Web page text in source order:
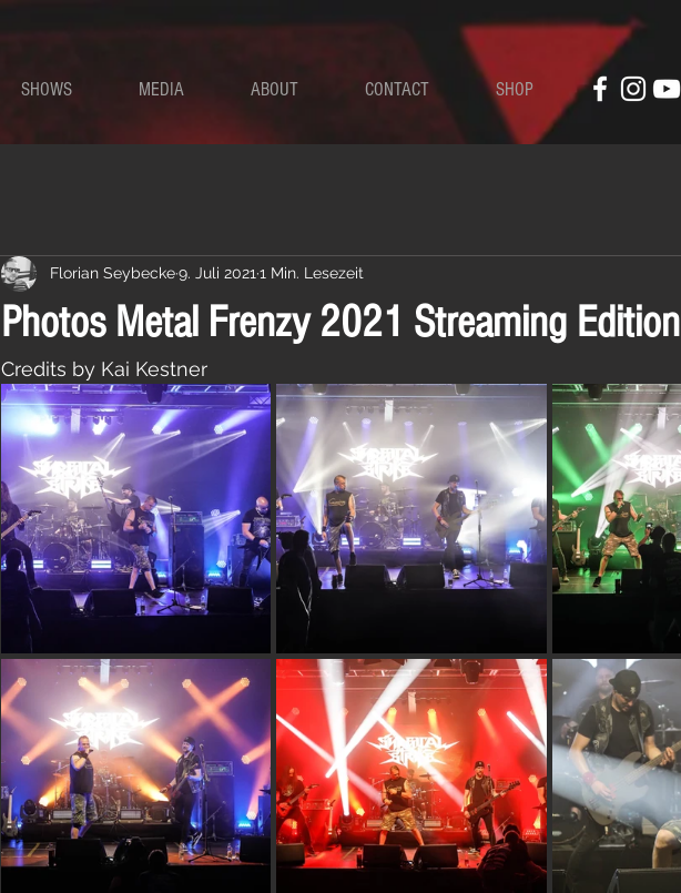
SHOWS MEDIA ABOUT CONTACT SHOP
Photos Metal Frenzy 2021 Streaming Edition
Florian Seybecke9. Juli 20211 Min. Lesezeit
Credits by Kai Kestner